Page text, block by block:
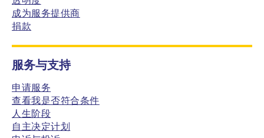
成为服务提供商
捐款
服务与支持
申请服务
查看我是否符合条件
人生阶段
自主决定计划